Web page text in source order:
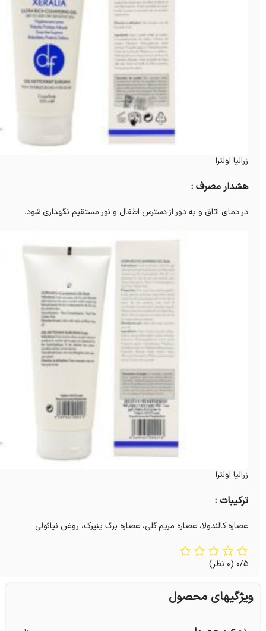
زرالیا اولترا
هشدار مصرف :
در دمای اتاق و به دور از دسترس اطفال و نور مستقیم نگهداری شود.
زرالیا اولترا
ترکیبات :
عصاره کالندولا، عصاره مریم گلی، عصاره برگ پنیرک، روغن نیائولی
0/5 (0 نظر)
ویژگیهای محصول